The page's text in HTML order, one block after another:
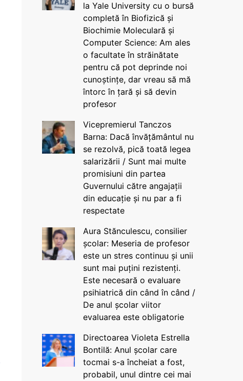
la Yale University cu o bursă
completă în Biofizică și
Biochimie Moleculară și
Computer Science: Am ales
o facultate în străinătate
pentru că pot deprinde noi
cunoștințe, dar vreau să mă
întorc în țară și să devin
profesor
Vicepremierul Tanczos
Barna: Dacă învățământul nu
se rezolvă, pică toată legea
salarizării / Sunt mai multe
promisiuni din partea
Guvernului către angajații
din educație și nu par a fi
respectate
Aura Stănculescu, consilier
școlar: Meseria de profesor
este un stres continuu și unii
sunt mai puțini rezistenți.
Este necesară o evaluare
psihiatrică din când în când /
De anul școlar viitor
evaluarea este obligatorie
Directoarea Violeta Estrella
Bontilă: Anul școlar care
tocmai s-a încheiat a fost,
probabil, unul dintre cei mai